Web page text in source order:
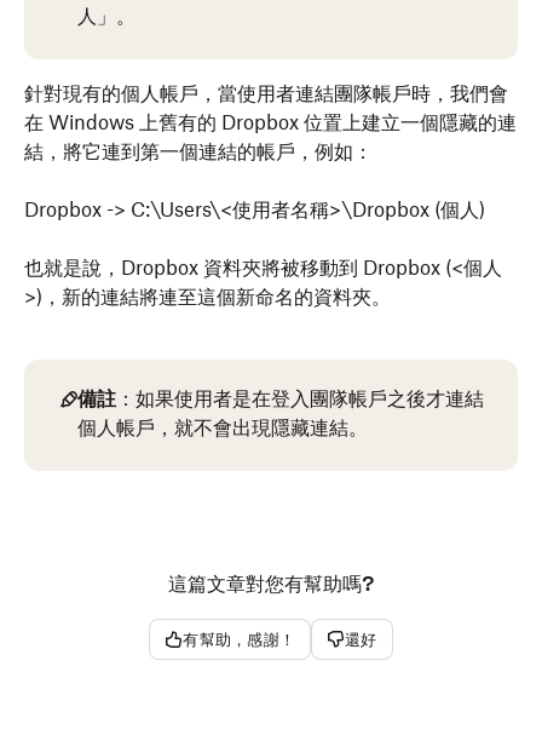
人」。
針對現有的個人帳戶，當使用者連結團隊帳戶時，我們會
在 Windows 上舊有的 Dropbox 位置上建立一個隱藏的連
結，將它連到第一個連結的帳戶，例如：
Dropbox -> C:\Users\<使用者名稱>\Dropbox (個人)
也就是說，Dropbox 資料夾將被移動到 Dropbox (<個人
>)，新的連結將連至這個新命名的資料夾。
備註 ：如果使用者是在登入團隊帳戶之後才連結
個人帳戶，就不會出現隱藏連結。
帳戶的 Dropbox 使用者，在電腦上安裝 Dropbox 後，顯
示在主資料夾的名稱是：
這篇文章對您有幫助嗎?
有幫助，感謝！ 還好